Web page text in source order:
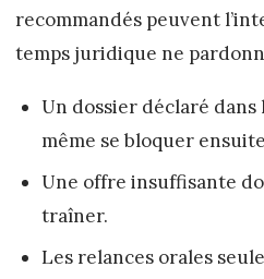
recommandés peuvent
temps juridique ne
Un dossier déclaré
même se bloquer
Une offre insuffisante
traîner.
Les relances orales